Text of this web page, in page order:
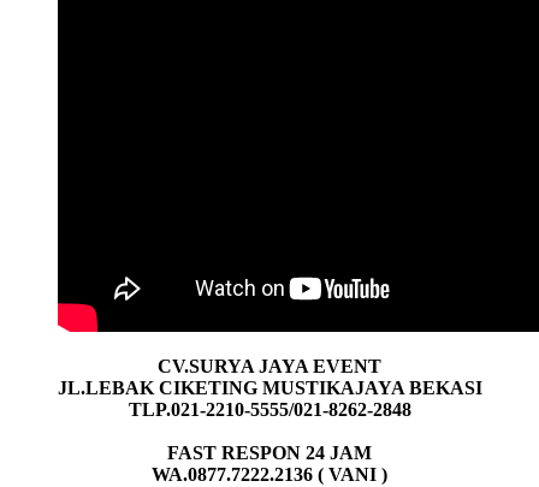
CV.SURYA JAYA EVENT
JL.LEBAK CIKETING MUSTIKAJAYA BEKASI
TLP.021-2210-5555/021-8262-2848
FAST RESPON 24 JAM
WA.0877.7222.2136 ( VANI )